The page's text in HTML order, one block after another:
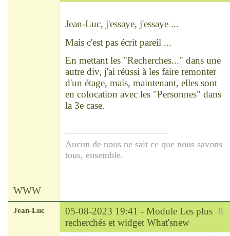
Jean-Luc, j'essaye, j'essaye ...
Mais c'est pas écrit pareil ...
En mettant les "Recherches..." dans une
autre div, j'ai réussi à les faire remonter
d'un étage, mais, maintenant, elles sont
en colocation avec les "Personnes" dans
la 3e case.
Aucun de nous ne sait ce que nous savons
tous, ensemble.
WWW
8
Jean-Luc 05-08-2023 19:41 - Module Les plus
recherchés et widget What'snew